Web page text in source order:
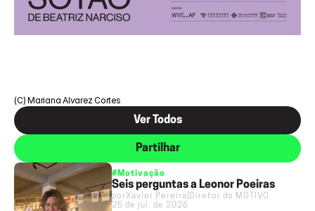
(C) Mariana Alvarez Cortes
Ver Todos
Partilhar
#Motivação
Seis perguntas a Leonor Poeiras
porXavier Pereira Diretor do MOTIVO
25 de jul. de 2026